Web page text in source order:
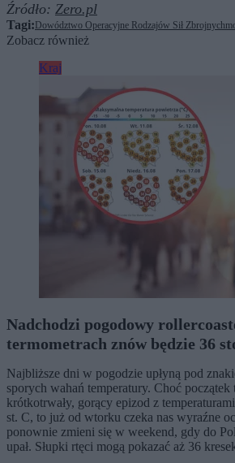
Źródło: Zero.pl
Tagi: Dowództwo Operacyjne Rodzajów Sił Zbrojnych
Zobacz również
Kraj
Nadchodzi pogodowy
termometrach znów będzie 36
Najbliższe dni w pogodzie upłyną pod
sporych wahań temperatury. Choć
krótkotrwały, gorący epizod z
st. C, to już od wtorku czeka nas wyraźne
ponownie zmieni się w weekend, gdy do
upał. Słupki rtęci mogą pokazać aż 36